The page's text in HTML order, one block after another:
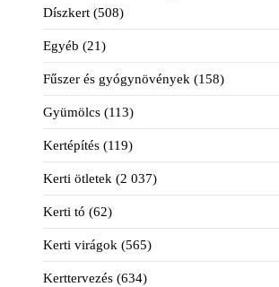
Díszkert (508)
Egyéb (21)
Fűszer és gyógynövények (158)
Gyümölcs (113)
Kertépítés (119)
Kerti ötletek (2 037)
Kerti tó (62)
Kerti virágok (565)
Kerttervezés (634)